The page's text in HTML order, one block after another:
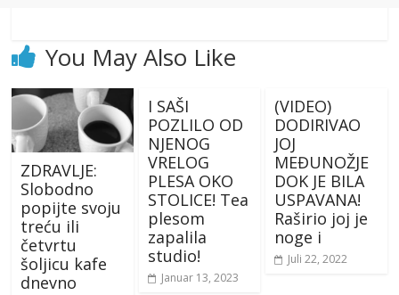
You May Also Like
ZDRAVLJE:
Slobodno
popijte svoju
treću ili
četvrtu
šoljicu kafe
dnevno
I SAŠI
POZLILO OD
NJENOG
VRELOG
PLESA OKO
STOLICE! Tea
plesom
zapalila
studio!
Januar 13, 2023
(VIDEO)
DODIRIVAO
JOJ
MEĐUNOŽJE
DOK JE BILA
USPAVANA!
Raširio joj je
noge i
Juli 22, 2022